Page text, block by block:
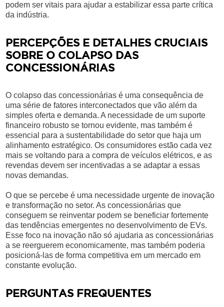
podem ser vitais para ajudar a estabilizar essa parte crítica
da indústria.
PERCEPÇÕES E DETALHES CRUCIAIS
SOBRE O COLAPSO DAS
CONCESSIONÁRIAS
O colapso das concessionárias é uma consequência de
uma série de fatores interconectados que vão além da
simples oferta e demanda. A necessidade de um suporte
financeiro robusto se tornou evidente, mas também é
essencial para a sustentabilidade do setor que haja um
alinhamento estratégico. Os consumidores estão cada vez
mais se voltando para a compra de veículos elétricos, e as
revendas devem ser incentivadas a se adaptar a essas
novas demandas.
O que se percebe é uma necessidade urgente de inovação
e transformação no setor. As concessionárias que
conseguem se reinventar podem se beneficiar fortemente
das tendências emergentes no desenvolvimento de EVs.
Esse foco na inovação não só ajudaria as concessionárias
a se reerguerem economicamente, mas também poderia
posicioná-las de forma competitiva em um mercado em
constante evolução.
PERGUNTAS FREQUENTES